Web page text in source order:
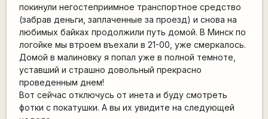
покинули негостеприимное транспортное средство
(забрав деньги, заплаченные за проезд) и снова на
любимых байках продолжили путь домой. В Минск по
логойке мы втроем въехали в 21-00, уже смеркалось.
Домой в малиновку я попал уже в полной темноте,
уставший и страшно довольный прекрасно
проведенным днем!
Вот сейчас отключусь от инета и буду смотреть
фотки с покатушки. А вы их увидите на следующей